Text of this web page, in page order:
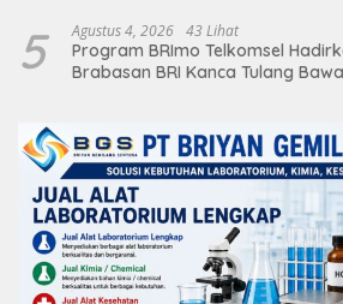
5 Agustus 4, 2026 43 Lihat
Program BRImo Telkomsel
Brabasan BRI Kanca Tulang